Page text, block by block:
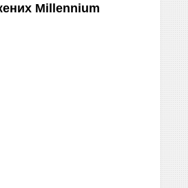
Millennium